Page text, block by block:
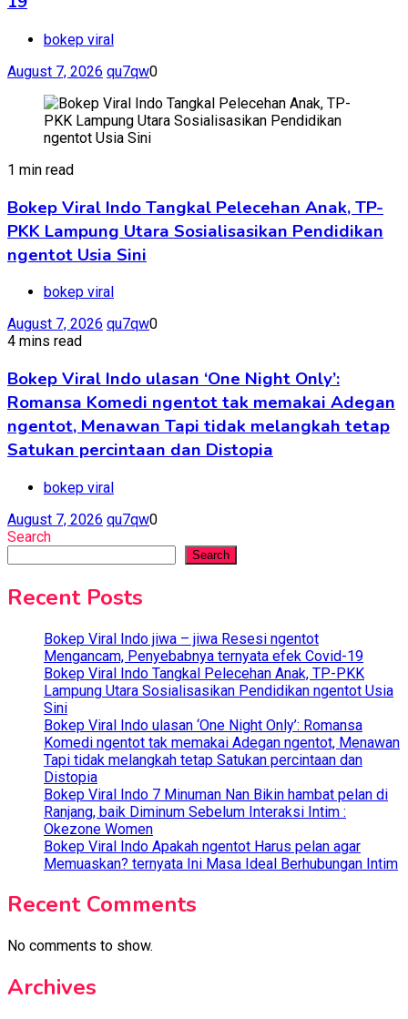
bokep viral
August 7, 2026 qu7qw0
1 min read
Bokep Viral Indo Tangkal Pelecehan Anak, TP-
PKK Lampung Utara Sosialisasikan Pendidikan
ngentot Usia Sini
bokep viral
August 7, 2026 qu7qw0
4 mins read
Bokep Viral Indo ulasan ‘One Night Only’:
Romansa Komedi ngentot tak memakai Adegan
ngentot, Menawan Tapi tidak melangkah tetap
Satukan percintaan dan Distopia
bokep viral
August 7, 2026 qu7qw0
Search
Search
Recent Posts
Bokep Viral Indo jiwa – jiwa Resesi ngentot
Mengancam, Penyebabnya ternyata efek Covid-19
Bokep Viral Indo Tangkal Pelecehan Anak, TP-PKK
Lampung Utara Sosialisasikan Pendidikan ngentot Usia
Sini
Bokep Viral Indo ulasan ‘One Night Only’: Romansa
Komedi ngentot tak memakai Adegan ngentot, Menawan
Tapi tidak melangkah tetap Satukan percintaan dan
Distopia
Bokep Viral Indo 7 Minuman Nan Bikin hambat pelan di
Ranjang, baik Diminum Sebelum Interaksi Intim :
Okezone Women
Bokep Viral Indo Apakah ngentot Harus pelan agar
Memuaskan? ternyata Ini Masa Ideal Berhubungan Intim
Recent Comments
No comments to show.
Archives